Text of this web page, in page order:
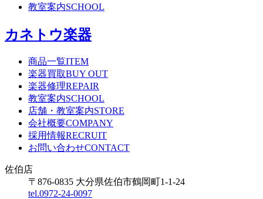
教室案内SCHOOL
カネトウ楽器
商品一覧ITEM
楽器買取BUY OUT
楽器修理REPAIR
教室案内SCHOOL
店舗・教室案内STORE
会社概要COMPANY
採用情報RECRUIT
お問い合わせCONTACT
佐伯店
〒876-0835 大分県佐伯市鶴岡町1-1-24
tel.0972-24-0097